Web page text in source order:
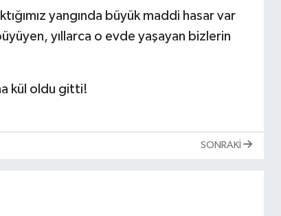
yangında büyük maddi hasar var
yıllarca o evde yaşayan bizlerin
kül oldu gitti!
SONRAKI